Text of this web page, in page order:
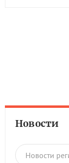
Новости
Новости